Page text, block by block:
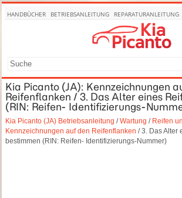
HANDBÜCHER BETRIEBSANLEITUNG REPARATURANLEITUNG
Kia Picanto (JA): Kennzeichnungen
Reifenflanken / 3. Das Alter eines
(RIN: Reifen- Identifizierungs-
Kia Picanto (JA) Betriebsanleitung /Wartung / Reifen
Kennzeichnungen auf den Reifenflanken / 3. Das Alter
bestimmen (RIN: Reifen- Identifizierungs-Nummer)